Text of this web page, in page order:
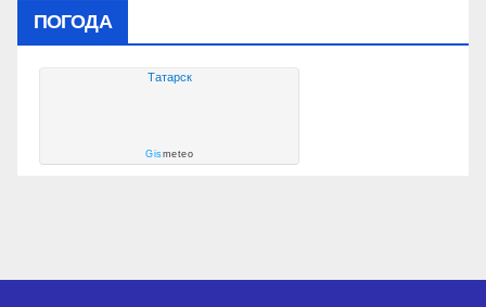
ПОГОДА
Татарск
Gismeteo